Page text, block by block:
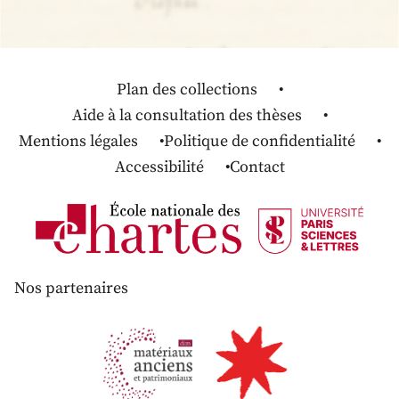
Plan des collections
Aide à la consultation des thèses
Mentions légales
Politique de confidentialité
Accessibilité
Contact
Nos partenaires